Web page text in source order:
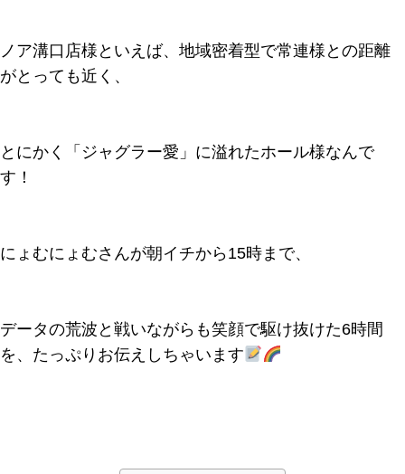
ノア溝口店様といえば、地域密着型で常連様との距離
がとっても近く、
とにかく「ジャグラー愛」に溢れたホール様なんで
す！
にょむにょむさんが朝イチから15時まで、
データの荒波と戦いながらも笑顔で駆け抜けた6時間
を、たっぷりお伝えしちゃいます